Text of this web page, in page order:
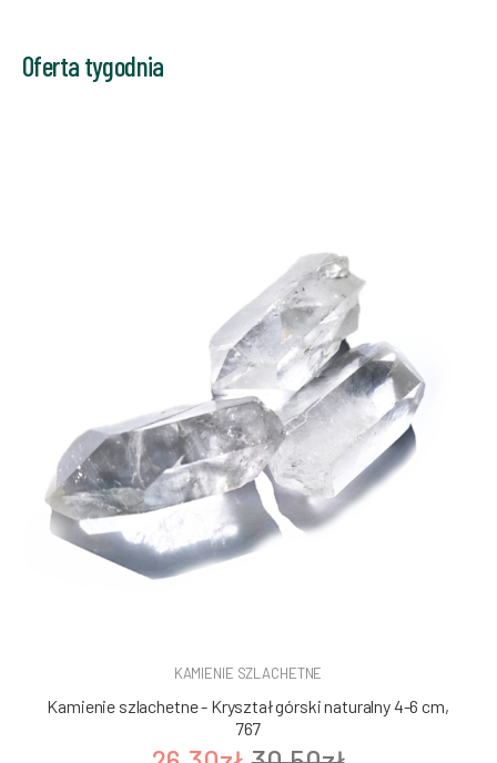
Oferta tygodnia
KAMIENIE SZLACHETNE
Kamienie szlachetne - Kryształ górski naturalny 4-6 cm,
767